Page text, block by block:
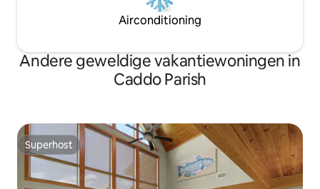
Airconditioning
Andere geweldige vakantiewoningen in
Caddo Parish
Superhost
Superhost